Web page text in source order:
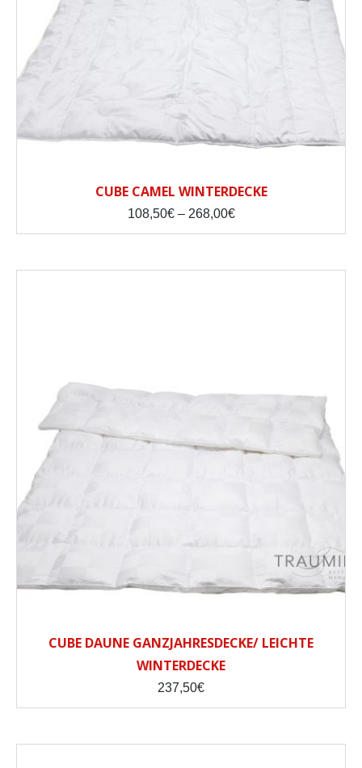
CUBE CAMEL WINTERDECKE
108,50€ – 268,00€Preisspanne:
CUBE DAUNE GANZJAHRESDECKE/ LEICHTE
WINTERDECKE
237,50€